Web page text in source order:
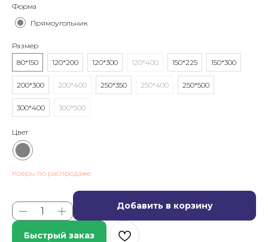
Форма
Прямоугольник
Размер
80*150
120*200 120*300 120*400 150*225 150*300
200*300 200*400 250*350 250*400 250*500
300*400 300*500
Цвет
Ковры по распродаже
Добавить в корзину
Быстрый заказ